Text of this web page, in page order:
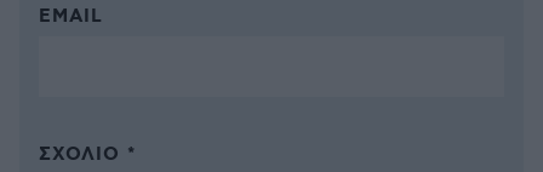
EMAIL
ΣΧΌΛΙΟ *